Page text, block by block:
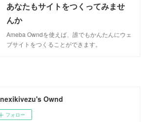
あなたもサイトをつくってみませ
んか
Ameba Owndを使えば、誰でもかんたんにウェ
ブサイトをつくることができます。
Ownd
フォロー